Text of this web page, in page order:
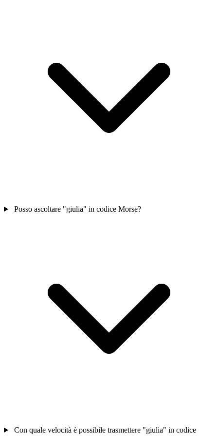
Posso ascoltare "giulia" in codice Morse?
Con quale velocità è possibile trasmettere "giulia" in codice